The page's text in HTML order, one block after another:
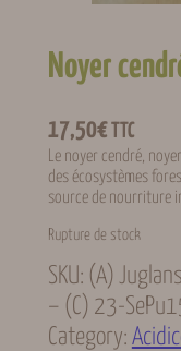
Noyer
17,50€ TTC
Le noyer cendré,
des écosystèmes
source de nourriture
Rupture de stock
SKU: (A)
– (C) 23-
Category: